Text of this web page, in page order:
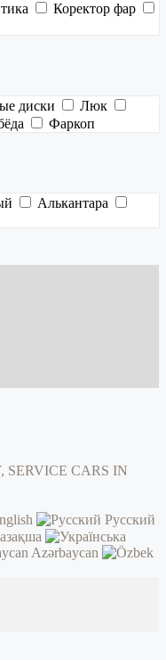
Коректор фар
диски
Люк
Фаркоп
Алькантара
Русский
Azərbaycan